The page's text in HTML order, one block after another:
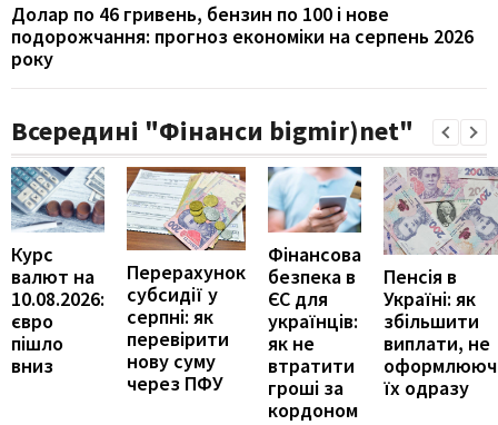
Долар по 46 гривень, бензин по 100 і нове
подорожчання: прогноз економіки на серпень 2026
року
Всередині "Фінанси bigmir)net"
Курс
валют на
10.08.2026:
євро
пішло
вниз
Перерахунок
субсидії у
серпні: як
перевірити
нову суму
через ПФУ
Фінансова
безпека в
ЄС для
українців:
як не
втратити
гроші за
кордоном
Пенсія в
Україні: як
збільшити
виплати, не
їх одразу